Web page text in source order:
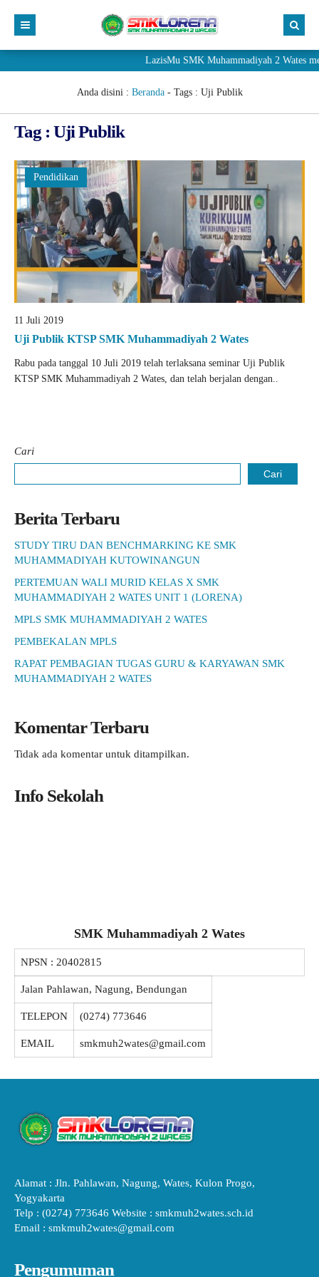
LazisMu SMK Muhammadiyah 2 Wates
Anda disini : Beranda- Tags : Uji Publik
Tag : Uji Publik
Pendidikan
11 Juli 2019
Uji Publik KTSP SMK Muhammadiyah 2 Wates
Rabu pada tanggal 10 Juli 2019 telah terlaksana seminar Uji Publik
KTSP SMK Muhammadiyah 2 Wates, dan telah berjalan dengan..
Cari
Cari
Berita Terbaru
STUDY TIRU DAN BENCHMARKING KE SMK
MUHAMMADIYAH KUTOWINANGUN
PERTEMUAN WALI MURID KELAS X SMK
MUHAMMADIYAH 2 WATES UNIT 1 (LORENA)
MPLS SMK MUHAMMADIYAH 2 WATES
PEMBEKALAN MPLS
RAPAT PEMBAGIAN TUGAS GURU & KARYAWAN SMK
MUHAMMADIYAH 2 WATES
Komentar Terbaru
Tidak ada komentar untuk ditampilkan.
Info Sekolah
SMK Muhammadiyah 2 Wates
NPSN : 20402815
Jalan Pahlawan, Nagung, Bendungan
TELEPON (0274) 773646
EMAIL smkmuh2wates@gmail.com
Alamat : Jln. Pahlawan, Nagung, Wates, Kulon Progo,
Yogyakarta
Telp : (0274) 773646 Website : smkmuh2wates.sch.id
Email : smkmuh2wates@gmail.com
Pengumuman